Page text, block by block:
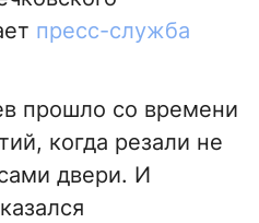
пресс-служба
прошло со времени
когда резали не
двери. И